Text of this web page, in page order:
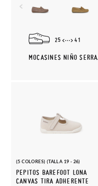
25 41
MOCASINES NIÑO
(5 COLORES) (TALLA 19 - 26)
PEPITOS BAREFOOT LONA
CANVAS TIRA ADHERENTE